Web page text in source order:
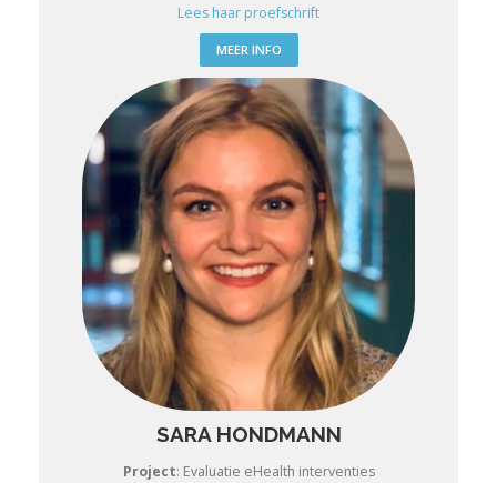
Lees haar proefschrift
MEER INFO
SARA HONDMANN
Project: Evaluatie eHealth interventies